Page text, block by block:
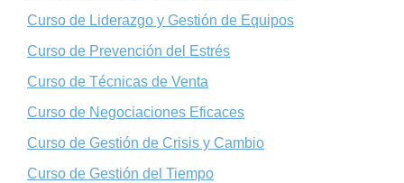
Curso de Liderazgo y Gestión de Equipos
Curso de Prevención del Estrés
Curso de Técnicas de Venta
Curso de Negociaciones Eficaces
Curso de Gestión de Crisis y Cambio
Curso de Gestión del Tiempo